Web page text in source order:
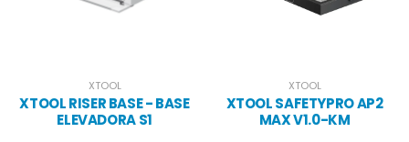
XTOOL
XTOOL RISER BASE - BASE
ELEVADORA S1
XTOOL
XTOOL SAFETYPRO AP2
MAX V1.0-KM